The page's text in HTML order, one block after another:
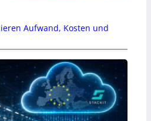
Aufwand, Kosten und